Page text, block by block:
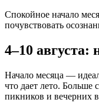
Спокойное начало
почувствовать
4–10
Начало месяца —
что дает лето. Больше
пикников и вечерних